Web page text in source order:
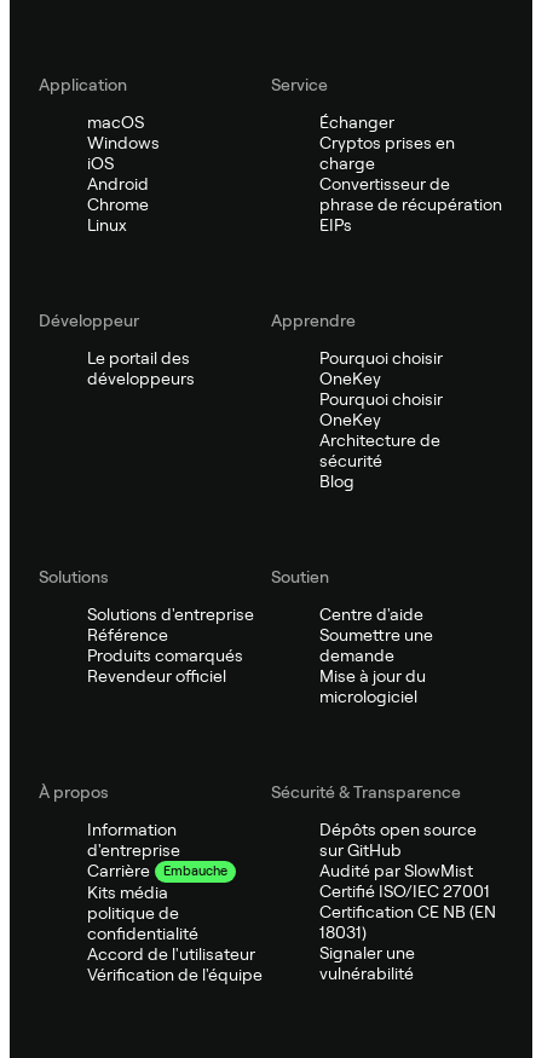
Application
macOS
Windows
iOS
Android
Chrome
Linux
Service
Échanger
Cryptos prises en
charge
Convertisseur de
phrase de récupération
EIPs
Développeur
Le portail des
développeurs
Apprendre
Pourquoi choisir
OneKey
Pourquoi choisir
OneKey
Architecture de
sécurité
Blog
Solutions
Solutions d'entreprise
Référence
Produits comarqués
Revendeur officiel
Soutien
Centre d'aide
Soumettre une
demande
Mise à jour du
micrologiciel
À propos
Information
d'entreprise
Carrière
Embauche
Kits média
politique de
confidentialité
Accord de l'utilisateur
Vérification de l'équipe
Sécurité & Transparence
Dépôts open source
sur GitHub
Audité par SlowMist
Certifié ISO/IEC 27001
Certification CE NB (EN
18031)
Signaler une
vulnérabilité